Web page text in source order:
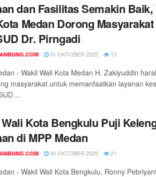
dan Fasilitas Semakin Baik,
Medan Dorong
Dr. Pirngadi
31 OKTOBER 2025 13
- Wakil Wali Kota Medan H. Zakiyuddin
masyarakat untuk memanfaatkan layanan
...
Kota Bengkulu Puji
di MPP Medan
30 OKTOBER 2025 21
- Wakil Wali Kota Bengkulu, Ronny